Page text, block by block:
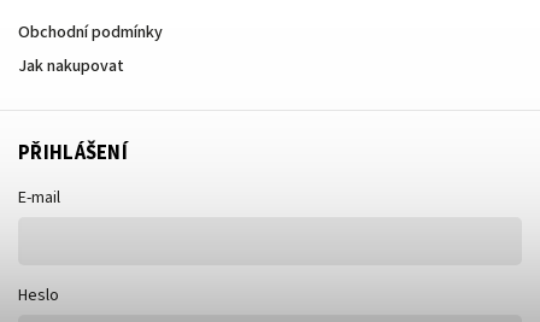
Obchodní podmínky
Jak nakupovat
PŘIHLÁŠENÍ
E-mail
Heslo